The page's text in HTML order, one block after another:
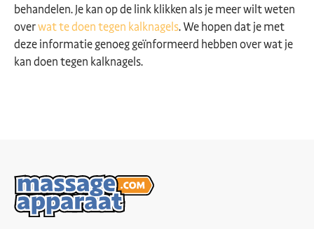
behandelen. Je kan op de link klikken als je meer wilt weten
overwat te doen tegen kalknagels. We hopen dat je met
deze informatie genoeg geïnformeerd hebben over wat je
kan doen tegen kalknagels.